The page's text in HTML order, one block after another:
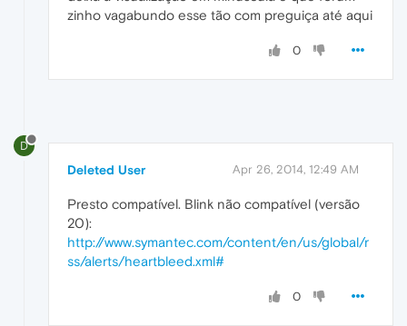
zinho vagabundo esse tão com preguiça até aqui
0
D
Deleted User Apr 26, 2014, 12:49 AM
Presto compatível. Blink não compatível (versão
20):
http://www.symantec.com/content/en/us/global/r
ss/alerts/heartbleed.xml#
0